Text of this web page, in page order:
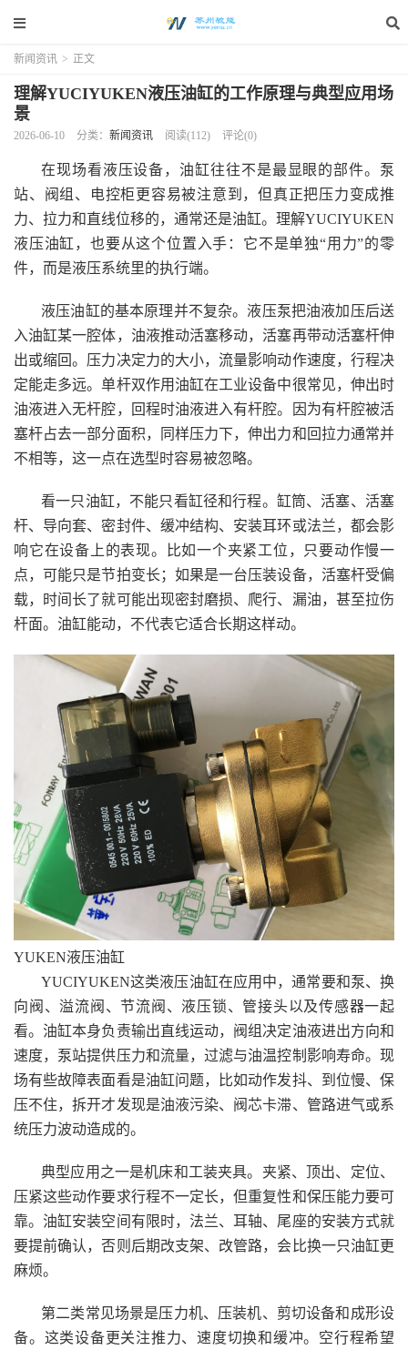
新闻资讯 > 正文
理解YUCIYUKEN液压油缸的工作原理与典型应用场
景
2026-06-10 分类： 新闻资讯 阅读(112) 评论(0)
在现场看液压设备，油缸往往不是最显眼的部件。泵
站、阀组、电控柜更容易被注意到，但真正把压力变成推
力、拉力和直线位移的，通常还是油缸。理解YUCIYUKEN
液压油缸，也要从这个位置入手：它不是单独“用力”的零
件，而是液压系统里的执行端。
液压油缸的基本原理并不复杂。液压泵把油液加压后送
入油缸某一腔体，油液推动活塞移动，活塞再带动活塞杆伸
出或缩回。压力决定力的大小，流量影响动作速度，行程决
定能走多远。单杆双作用油缸在工业设备中很常见，伸出时
油液进入无杆腔，回程时油液进入有杆腔。因为有杆腔被活
塞杆占去一部分面积，同样压力下，伸出力和回拉力通常并
不相等，这一点在选型时容易被忽略。
看一只油缸，不能只看缸径和行程。缸筒、活塞、活塞
杆、导向套、密封件、缓冲结构、安装耳环或法兰，都会影
响它在设备上的表现。比如一个夹紧工位，只要动作慢一
点，可能只是节拍变长；如果是一台压装设备，活塞杆受偏
载，时间长了就可能出现密封磨损、爬行、漏油，甚至拉伤
杆面。油缸能动，不代表它适合长期这样动。
YUKEN液压油缸
YUCIYUKEN这类液压油缸在应用中，通常要和泵、换
向阀、溢流阀、节流阀、液压锁、管接头以及传感器一起
看。油缸本身负责输出直线运动，阀组决定油液进出方向和
速度，泵站提供压力和流量，过滤与油温控制影响寿命。现
场有些故障表面看是油缸问题，比如动作发抖、到位慢、保
压不住，拆开才发现是油液污染、阀芯卡滞、管路进气或系
统压力波动造成的。
典型应用之一是机床和工装夹具。夹紧、顶出、定位、
压紧这些动作要求行程不一定长，但重复性和保压能力要可
靠。油缸安装空间有限时，法兰、耳轴、尾座的安装方式就
要提前确认，否则后期改支架、改管路，会比换一只油缸更
麻烦。
第二类常见场景是压力机、压装机、剪切设备和成形设
备。这类设备更关注推力、速度切换和缓冲。空行程希望